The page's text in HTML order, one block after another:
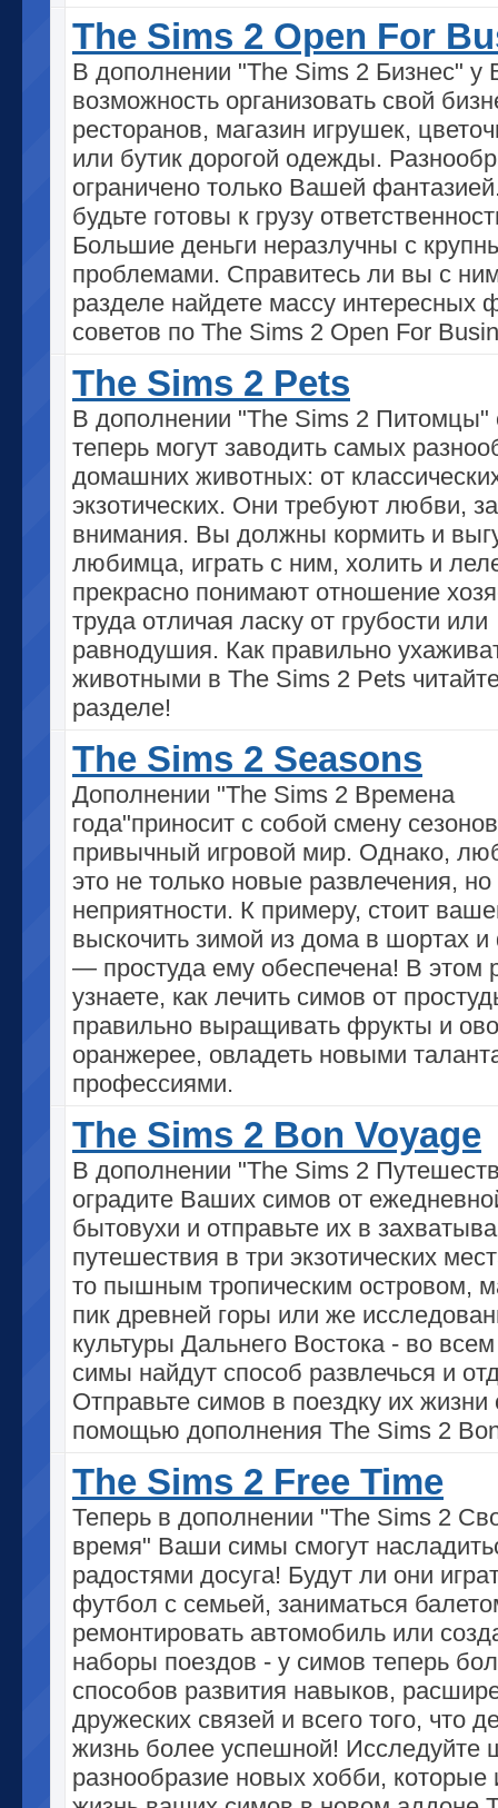
The Sims 2 Open For
В дополнении "The Sims 2 Бизнес" у
возможность организовать свой
ресторанов, магазин игрушек,
или бутик дорогой одежды.
ограничено только Вашей
будьте готовы к грузу
Большие деньги неразлучны с
проблемами. Справитесь ли вы с
разделе найдете массу интересных
советов по The Sims 2 Open For
The Sims 2 Pets
В дополнении "The Sims 2
теперь могут заводить самых
домашних животных: от
экзотических. Они требуют любви,
внимания. Вы должны кормить и
любимца, играть с ним, холить и
прекрасно понимают отношение
труда отличая ласку от грубости или
равнодушия. Как правильно
животными в The Sims 2 Pets
разделе!
The Sims 2 Seasons
Дополнении "The Sims 2 Времена
года"приносит с собой смену
привычный игровой мир. Однако,
это не только новые развлечения,
неприятности. К примеру, стоит
выскочить зимой из дома в шортах
— простуда ему обеспечена! В этом
узнаете, как лечить симов от
правильно выращивать фрукты и
оранжерее, овладеть новыми
профессиями.
The Sims 2 Bon Voyage
В дополнении "The Sims 2
оградите Ваших симов от
бытовухи и отправьте их в
путешествия в три экзотических
то пышным тропическим островом,
пик древней горы или же
культуры Дальнего Востока - во
симы найдут способ развлечься и
Отправьте симов в поездку их жизни
помощью дополнения The Sims 2
The Sims 2 Free Time
Теперь в дополнении "The Sims 2
время" Ваши симы смогут
радостями досуга! Будут ли они
футбол с семьей, заниматься
ремонтировать автомобиль или
наборы поездов - у симов теперь
способов развития навыков,
дружеских связей и всего того, что
жизнь более успешной! Исследуйте
разнообразие новых хобби, которые